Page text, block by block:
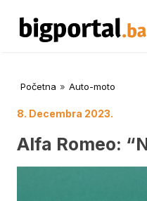
Početna » Auto-moto
8. Decembra 2023.
Alfa Romeo: